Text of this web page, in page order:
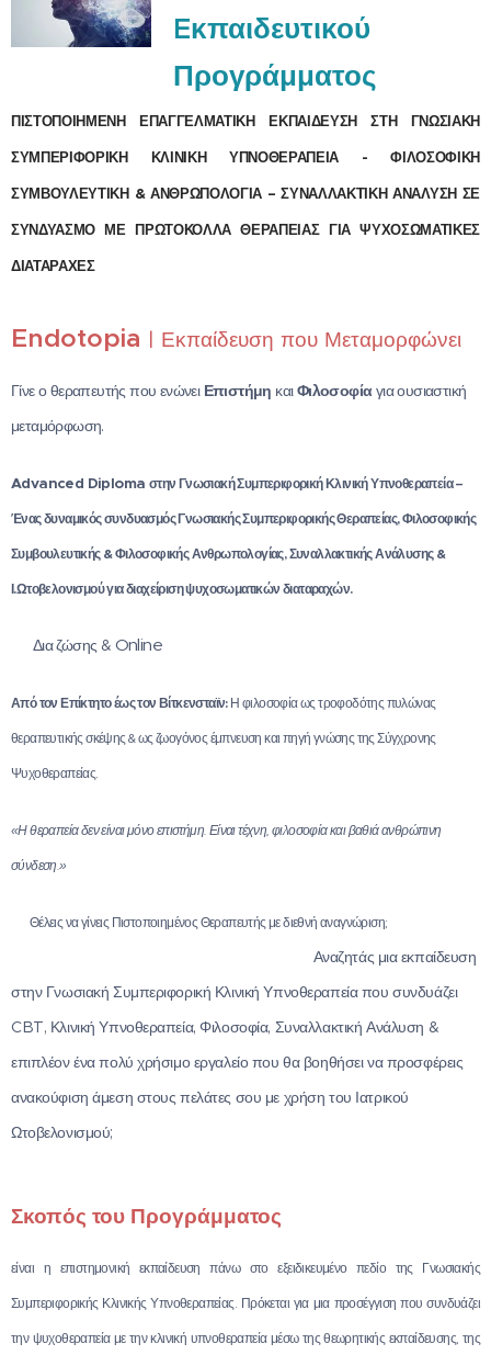
Eκπαιδευτικού
Προγράμματος
ΠΙΣΤΟΠΟΙΗΜΕΝΗ ΕΠΑΓΓΕΛΜΑΤΙΚΗ ΕΚΠΑΙΔΕΥΣΗ ΣΤΗ ΓΝΩΣΙΑΚΗ
ΣΥΜΠΕΡΙΦΟΡΙΚΗ ΚΛΙΝΙΚΗ ΥΠΝΟΘΕΡΑΠΕΙΑ - ΦΙΛΟΣΟΦΙΚΗ
ΣΥΜΒΟΥΛΕΥΤΙΚΗ & ΑΝΘΡΩΠΟΛΟΓΙΑ – ΣΥΝΑΛΛΑΚΤΙΚΗ ΑΝΑΛΥΣΗ ΣΕ
ΣΥΝΔΥΑΣΜΟ ΜΕ ΠΡΩΤΟΚΟΛΛΑ ΘΕΡΑΠΕΙΑΣ ΓΙΑ ΨΥΧΟΣΩΜΑΤΙΚΕΣ
ΔΙΑΤΑΡΑΧΕΣ
Endotopia | Εκπαίδευση που Μεταμορφώνει
Γίνε ο θεραπευτής που ενώνει Επιστήμη καιΦιλοσοφίαγια ουσιαστική
μεταμόρφωση.
Advanced Diploma στην Γνωσιακή Συμπεριφορική Κλινική Υπνοθεραπεία –
Ένας δυναμικός συνδυασμός Γνωσιακής Συμπεριφορικής Θεραπείας, Φιλοσοφικής
Συμβουλευτικής & Φιλοσοφικής Ανθρωπολογίας, Συναλλακτικής Ανάλυσης &
Ι.Ωτοβελονισμού για διαχείριση ψυχοσωματικών διαταραχών.
🌐 Δια ζώσης & Online
Από τον Επίκτητο έως τον Βίτκενσταϊν:Η φιλοσοφία ως τροφοδότης πυλώνας
θεραπευτικής σκέψης & ως ζωογόνος έμπνευση και πηγή γνώσης της Σύγχρονης
Ψυχοθεραπείας.
«Η θεραπεία δεν είναι μόνο επιστήμη. Είναι τέχνη, φιλοσοφία και βαθιά ανθρώπινη
σύνδεση.»
🔹 Θέλεις να γίνεις Πιστοποιημένος Θεραπευτής με διεθνή αναγνώριση;
🔹 Αναζητάς μια εκπαίδευση
στην Γνωσιακή Συμπεριφορική Κλινική Υπνοθεραπεία που συνδυάζει
CBT, Κλινική Υπνοθεραπεία, Φιλοσοφία, Συναλλακτική Ανάλυση &
επιπλέον ένα πολύ χρήσιμο εργαλείο που θα βοηθήσει να προσφέρεις
ανακούφιση άμεση στους πελάτες σου με χρήση του Ιατρικού
Ωτοβελονισμού;
Σκοπός του Προγράμματος
είναι η επιστημονική εκπαίδευση πάνω στο εξειδικευμένο πεδίο της Γνωσιακής
Συμπεριφορικής Κλινικής Υπνοθεραπείας. Πρόκεται για μια προσέγγιση που συνδυάζει
την ψυχοθεραπεία με την κλινική υπνοθεραπεία μέσω της θεωρητικής εκπαίδευσης, της